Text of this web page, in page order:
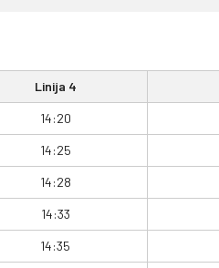
Linija 4
14:20
14:25
14:28
14:33
14:35